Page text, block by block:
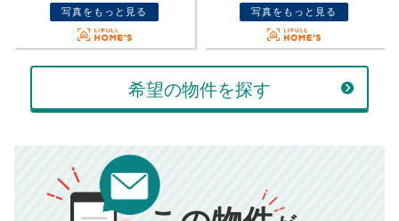
ボーナス
返済金額
万円
万円
返済シミュレーション計算結果
計算する
00万円
■仲介手数料／ 00万円
写真をもっと見る 写真をもっと見る
希望の物件を探す